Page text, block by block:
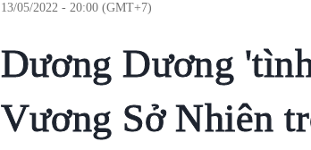
13/05/2022 - 20:00 (GMT+7)
Dương Dương
Vương Sở Nhiên